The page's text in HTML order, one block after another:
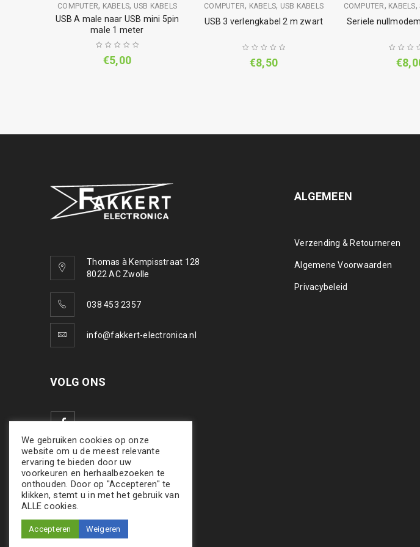
COMPUTER, KABELS, USB KABELS
USB A male naar USB mini 5pin
male 1 meter
€5,00
COMPUTER, KABELS, USB KABELS
USB 3 verlengkabel 2 m zwart
€8,50
COMPUTER, KABELS,
Seriele
€
Thomas à Kempisstraat 128
8022 AC Zwolle
038 453 2357
info@fakkert-electronica.nl
VOLG ONS
ALGEMEEN
Verzending & Retourneren
Algemene Voorwaarden
Privacybeleid
We gebruiken cookies op onze
website om u de meest relevante
ervaring te bieden door uw
voorkeuren en herhaalbezoeken te
onthouden. Door op "Accepteren" te
klikken, stemt u in met het gebruik van
ALLE cookies.
Accepteren Weigeren